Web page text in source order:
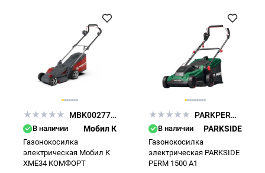
MBK0027786
В наличии Мобил К
Газонокосилка
электрическая Мобил К
XME34 КОМФОРТ
PARKPERM1500A1
В наличии PARKSIDE
Газонокосилка
электрическая PARKSIDE
PERM 1500 A1